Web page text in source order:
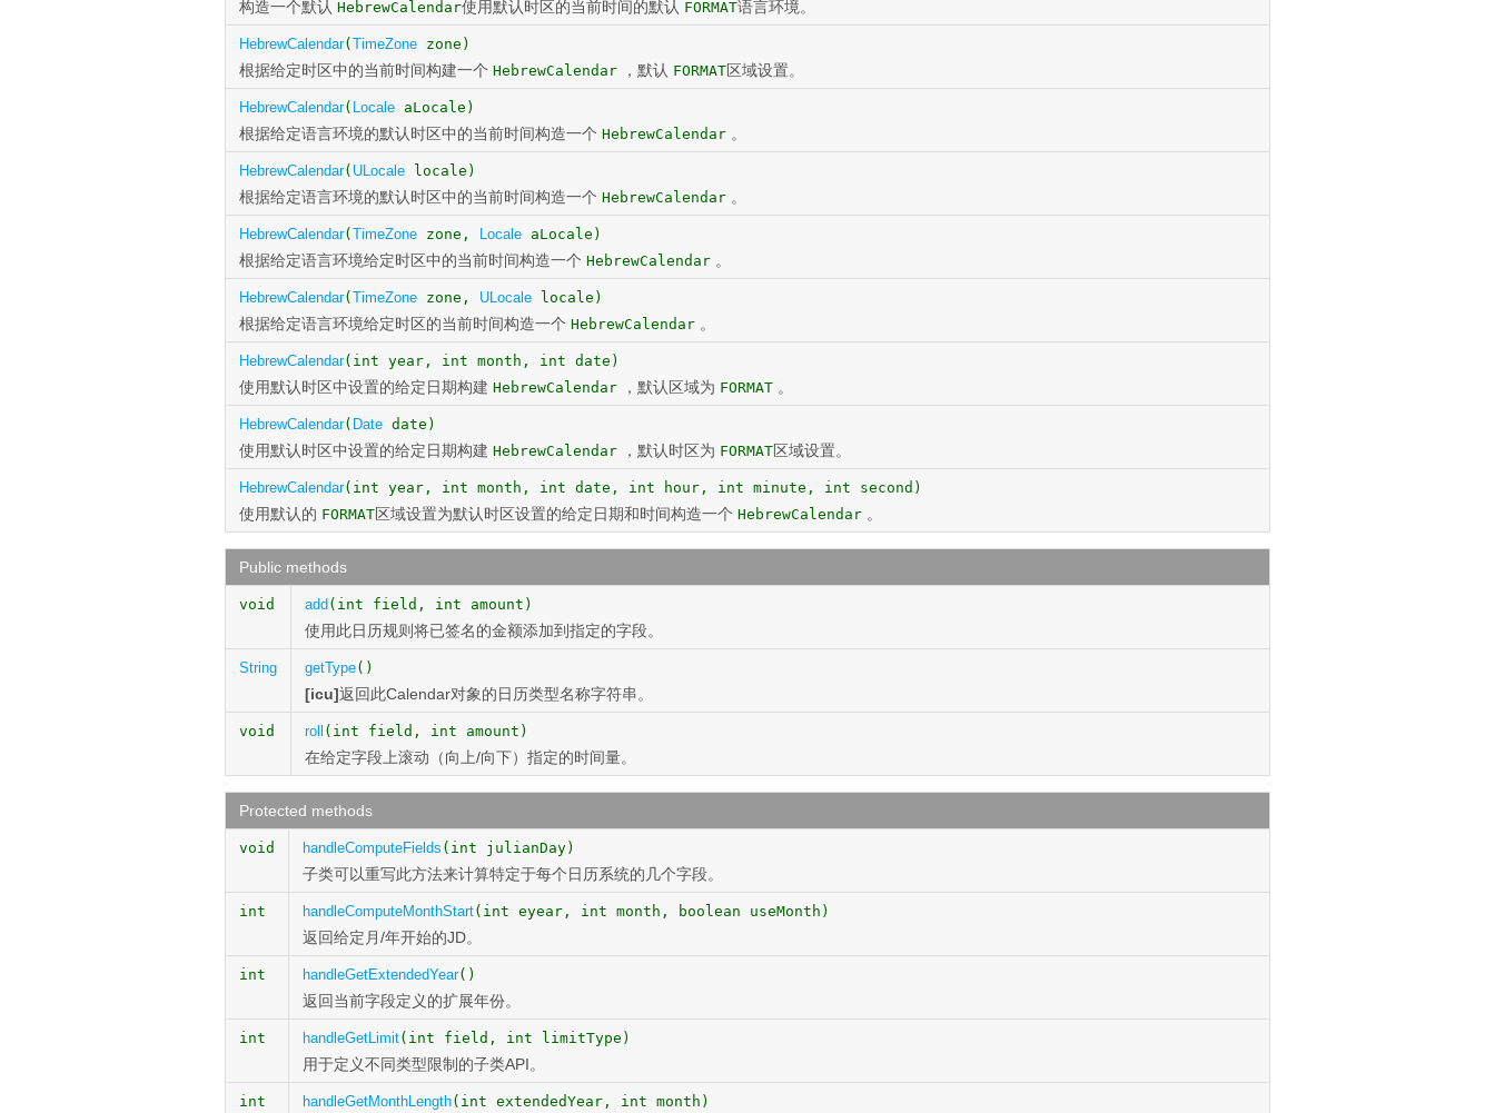
构造一个默认 HebrewCalendar使用默认时区的当前时间的默认 FORMAT语言环境。
HebrewCalendar( TimeZone zone)
根据给定时区中的当前时间构建一个 HebrewCalendar ，默认 FORMAT区域设置。
HebrewCalendar( Locale aLocale)
根据给定语言环境的默认时区中的当前时间构造一个 HebrewCalendar 。
HebrewCalendar( ULocale locale)
根据给定语言环境的默认时区中的当前时间构造一个 HebrewCalendar 。
HebrewCalendar( TimeZone zone, Locale aLocale)
根据给定语言环境给定时区中的当前时间构造一个 HebrewCalendar 。
HebrewCalendar( TimeZone zone, ULocale locale)
根据给定语言环境给定时区的当前时间构造一个 HebrewCalendar 。
HebrewCalendar(int year, int month, int date)
使用默认时区中设置的给定日期构建 HebrewCalendar ，默认区域为 FORMAT 。
HebrewCalendar( Date date)
使用默认时区中设置的给定日期构建 HebrewCalendar ，默认时区为 FORMAT区域设置。
HebrewCalendar(int year, int month, int date, int hour, int minute, int second)
使用默认的 FORMAT区域设置为默认时区设置的给定日期和时间构造一个 HebrewCalendar 。
Public methods
void add (int field, int amount)
使用此日历规则将已签名的金额添加到指定的字段。
String getType()
[icu]返回此Calendar对象的日历类型名称字符串。
void roll (int field, int amount)
在给定字段上滚动（向上/向下）指定的时间量。
Protected methods
void handleComputeFields (int julianDay)
子类可以重写此方法来计算特定于每个日历系统的几个字段。
int handleComputeMonthStart(int eyear, int month, boolean useMonth)
返回给定月/年开始的JD。
int handleGetExtendedYear()
返回当前字段定义的扩展年份。
int handleGetLimit(int field, int limitType)
用于定义不同类型限制的子类API。
int handleGetMonthLength(int extendedYear, int month)